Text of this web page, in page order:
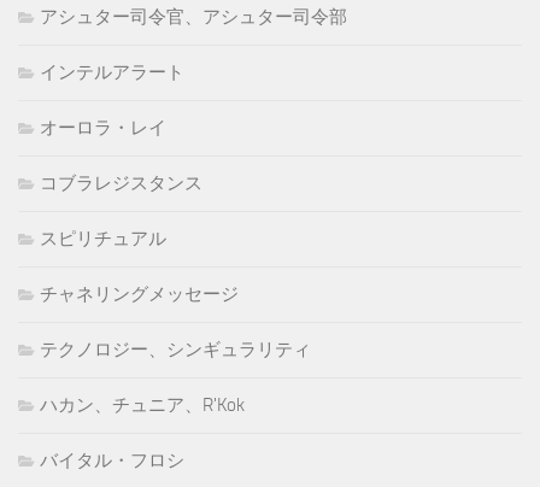
アシュター司令官、アシュター司令部
インテルアラート
オーロラ・レイ
コブラレジスタンス
スピリチュアル
チャネリングメッセージ
テクノロジー、シンギュラリティ
ハカン、チュニア、R'Kok
バイタル・フロシ